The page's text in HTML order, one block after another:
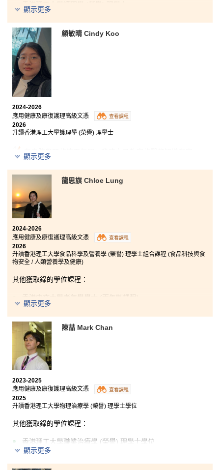
理論與實習，幫助我建立了紮實的健康知識和護理基
礎，為日後升學打好根基。面對學習及實習中的各種挑
戰，我除了提升了解難能力，更在克服困難的過程中逐
漸建立自信。這些寶貴的經驗一點一滴累積，不但促進
了我的個人成長，亦為我日後繼續深造作好準備。
香港理工大學護理學 (榮譽) 理學士
在過去兩年，書院不但讓我學到豐富的知識，更教會我
許多終身受用的道理。
在這兩年的學習生活中，我遇到不少挑戰與挫折。然
而，正是這些困難磨練了我的意志，讓我逐漸培養出應
對逆境的能力。面對複雜的問題時，我學會保持冷靜、
調整心態，並積極尋找解決方法。我相信，未來無論面
對怎樣的難關，我都有信心迎難而上，從容應對各種挑
戰。
顯示更多
顧敏晴 Cindy Koo
2024-2026
應用健康及康復護理高級文憑
查看課程
2026
升讀香港理工大學護理學 (榮譽) 理學士
在書院學習的這兩年間，我建立了紮實的醫學知識和實
務技能。透過修讀物理治療及職能治療相關課堂，我拓
寬了對復康護理的理解，明白復康不僅包括護理照顧，
亦涉及促進患者的活動能力、安全性及獨立性，讓我深
入了解不同醫療範疇人員的工作要求。
此外，在實習期間，我掌握了患者護理技巧，大大提升
了我在臨床實習中的信心和實務能力。我亦學會以患者
業角度支援患者的日常復康過程。
最後，我想衷心感謝各位講師的辛勤付出和專業指導。
他們幫助我將理論與實務結合，提升了解決問題的能
力，亦教會我如何在真實臨床情境中優先處理突發問
題。
顯示更多
龍思旗 Chloe Lung
2024-2026
應用健康及康復護理高級文憑
查看課程
2026
升讀香港理工大學食品科學及營養學 (榮譽) 理學士組合課程 (食品科技與食
物安全 / 人類營養學及健康)
其他獲取錄的學位課程：
香港中文大學老年學學士 (兩年制課程)
香港都會大學放射診斷學榮譽理學士
東華學院職業治療學 (榮譽) 理學士
澳洲阿德萊德大學職業治療學士 (榮譽)
紐西蘭奧克蘭理工大學健康科學學士 (職業治療)
澳洲西悉尼大學職業治療學士
澳洲昆士蘭大學職業治療學 (榮譽) 學士
澳洲弗林德斯大學營養及營養治療學學士
澳洲紐卡索大學營養及營養治療學學士 (榮譽)
澳洲悉尼大學應用科學學士 (職業治療)
顯示更多
陳喆 Mark Chan
2023-2025
應用健康及康復護理高級文憑
查看課程
2025
升讀香港理工大學物理治療學 (榮譽) 理學士學位
其他獲取錄的學位課程：
香港理工大學職業治療學 (榮譽) 理學士學位
香港中文大學理學士 (運動科學與健康教育) 課程 (兩年制
課程)
顯示更多